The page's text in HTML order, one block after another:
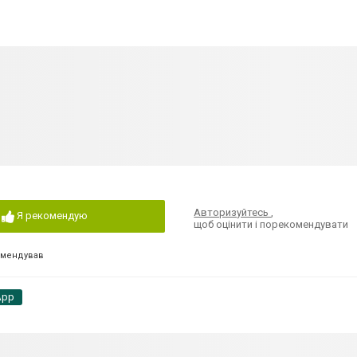
Я рекомендую Авторизуйтесь,
щоб оцінити і порекомендувати